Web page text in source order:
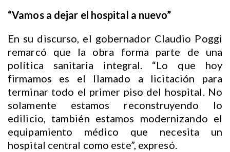
“Vamos a dejar el hospital a nuevo”
En su discurso, el gobernador Claudio Poggi
remarcó que la obra forma parte de una
política sanitaria integral. “Lo que hoy
firmamos es el llamado a licitación para
terminar todo el primer piso del hospital. No
solamente estamos reconstruyendo lo
edilicio, también estamos modernizando el
equipamiento médico que necesita un
hospital central como este”, expresó.